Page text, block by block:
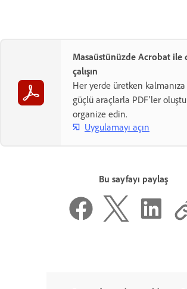
Masaüstünüzde Acrobat ile
çalışın
Her yerde üretken kalmanıza
güçlü araçlarla PDF'ler
organize edin.
Uygulamayı açın
Bu sayfayı paylaş